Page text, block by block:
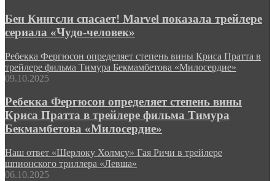
Бен Кингсли спасает! Marvel показала трейлере
сериала «Чудо-человек»
Ребекка Фергюсон определяет степень вины Криса Пратта в
трейлере фильма Тимура Бекмамбетова «Милосердие»
09.10.2025
Ребекка Фергюсон определяет степень вины
Криса Пратта в трейлере фильма Тимура
Бекмамбетова «Милосердие»
Наш ответ «Шерлоку Холмсу» Гая Ричи в трейлере
шпионского триллера «Левша»
06.10.2025